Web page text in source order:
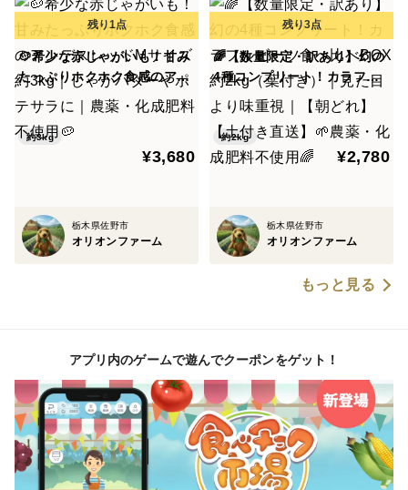
🥔希少な赤じゃがいも！甘み
たっぷりホクホク食感のアン
デスレッドMサイズ 約3kg｜
じゃがバターやポテサラに｜
農薬・化成肥料不使用🥔
約3kg
¥3,680
栃木県佐野市
オリオンファーム
🌈【数量限定・訳あり】幻の
4種コンプリート！カラフル
ビーツ食べ比べBOX 約2kg
（葉付き）｜見た目より味重
視｜【朝どれ】【土付き直
送】🌱農薬・化成肥料不使用
約2kg
¥2,780
栃木県佐野市
オリオンファーム
もっと見る
アプリ内のゲームで遊んでクーポンをゲット！